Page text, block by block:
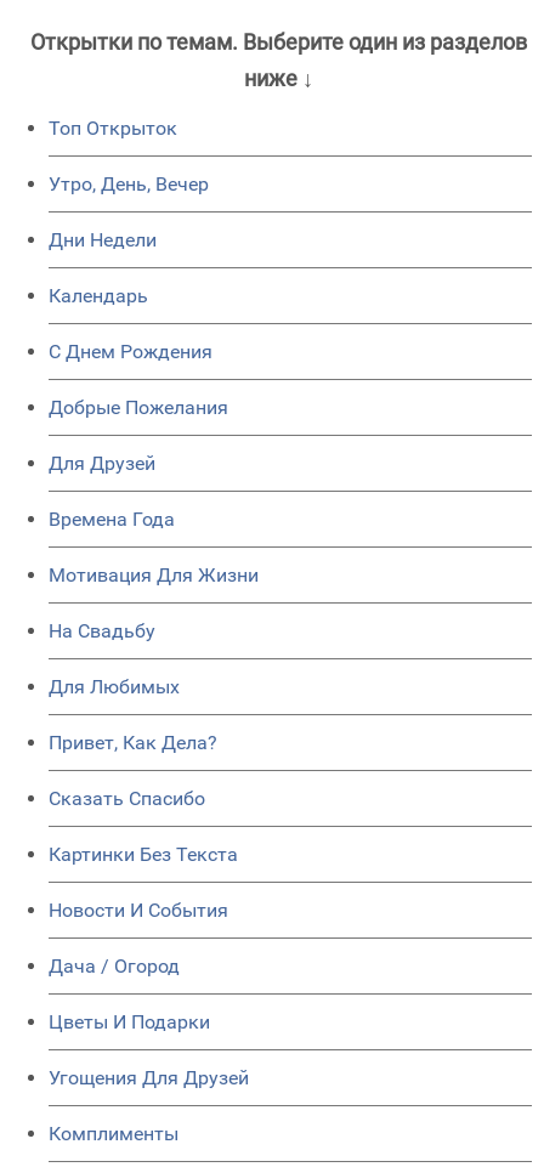
Открытки по темам. Выберите один из разделов
ниже ↓
Топ Открыток
Утро, День, Вечер
Дни Недели
Календарь
C Днем Рождения
Добрые Пожелания
Для Друзей
Времена Года
Мотивация Для Жизни
На Свадьбу
Для Любимых
Привет, Как Дела?
Сказать Спасибо
Картинки Без Текста
Новости И События
Дача / Огород
Цветы И Подарки
Угощения Для Друзей
Комплименты